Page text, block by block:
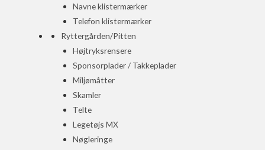
Navne klistermærker
Telefon klistermærker
Ryttergården/Pitten
Højtryksrensere
Sponsorplader / Takkeplader
Miljømåtter
Skamler
Telte
Legetøjs MX
Nøgleringe